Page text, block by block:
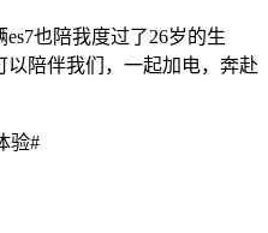
也陪我度过了26岁的生
以陪伴我们，一起加电，奔赴
验#